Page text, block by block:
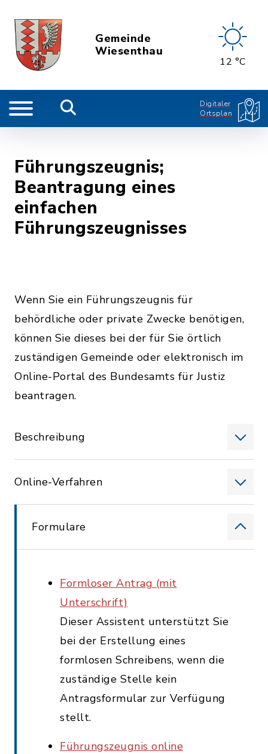
Gemeinde
Wiesenthau
12 °C
Digitaler
Ortsplan
Führungszeugnis;
Beantragung eines
einfachen
Führungszeugnisses
Wenn Sie ein Führungszeugnis für
behördliche oder private Zwecke benötigen,
können Sie dieses bei der für Sie örtlich
zuständigen Gemeinde oder elektronisch im
Online-Portal des Bundesamts für Justiz
beantragen.
Beschreibung
Online-Verfahren
Formulare
Formloser Antrag (mit
Unterschrift)
Dieser Assistent unterstützt Sie
bei der Erstellung eines
formlosen Schreibens, wenn die
zuständige Stelle kein
Antragsformular zur Verfügung
stellt.
Führungszeugnis online